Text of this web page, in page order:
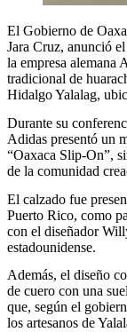
El Gobierno de
Jara Cruz, anunció
la empresa alemana
tradicional de
Hidalgo Yalalag,
Durante su
Adidas presentó un
“Oaxaca Slip-On”,
de la comunidad
El calzado fue
Puerto Rico, como
con el diseñador
estadounidense.
Además, el diseño
de cuero con una
que, según el
los artesanos de